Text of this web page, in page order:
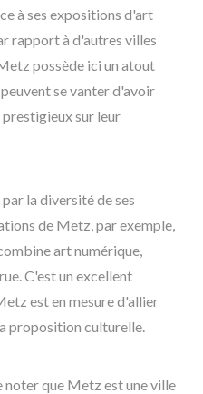
à ses expositions d'art
rapport à d'autres villes
possède ici un atout
se vanter d'avoir
prestigieux sur leur
la diversité de ses
de Metz, par exemple,
art numérique,
C'est un excellent
est en mesure d'allier
proposition culturelle.
que Metz est une ville